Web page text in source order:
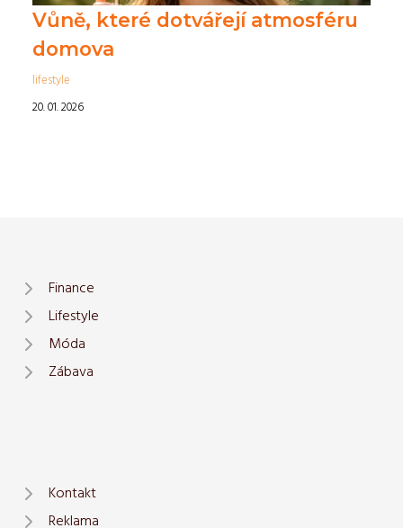
Vůně, které dotvářejí atmosféru
domova
lifestyle
20. 01. 2026
Finance
Lifestyle
Móda
Zábava
Kontakt
Reklama